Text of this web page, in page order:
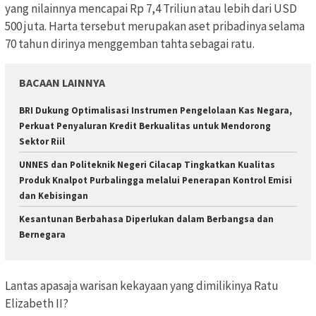
yang nilainnya mencapai Rp 7,4 Triliun atau lebih dari USD
500 juta. Harta tersebut merupakan aset pribadinya selama
70 tahun dirinya menggemban tahta sebagai ratu.
BACAAN LAINNYA
BRI Dukung Optimalisasi Instrumen Pengelolaan Kas Negara,
Perkuat Penyaluran Kredit Berkualitas untuk Mendorong
Sektor Riil
UNNES dan Politeknik Negeri Cilacap Tingkatkan Kualitas
Produk Knalpot Purbalingga melalui Penerapan Kontrol Emisi
dan Kebisingan
Kesantunan Berbahasa Diperlukan dalam Berbangsa dan
Bernegara
Lantas apasaja warisan kekayaan yang dimilikinya Ratu
Elizabeth II?